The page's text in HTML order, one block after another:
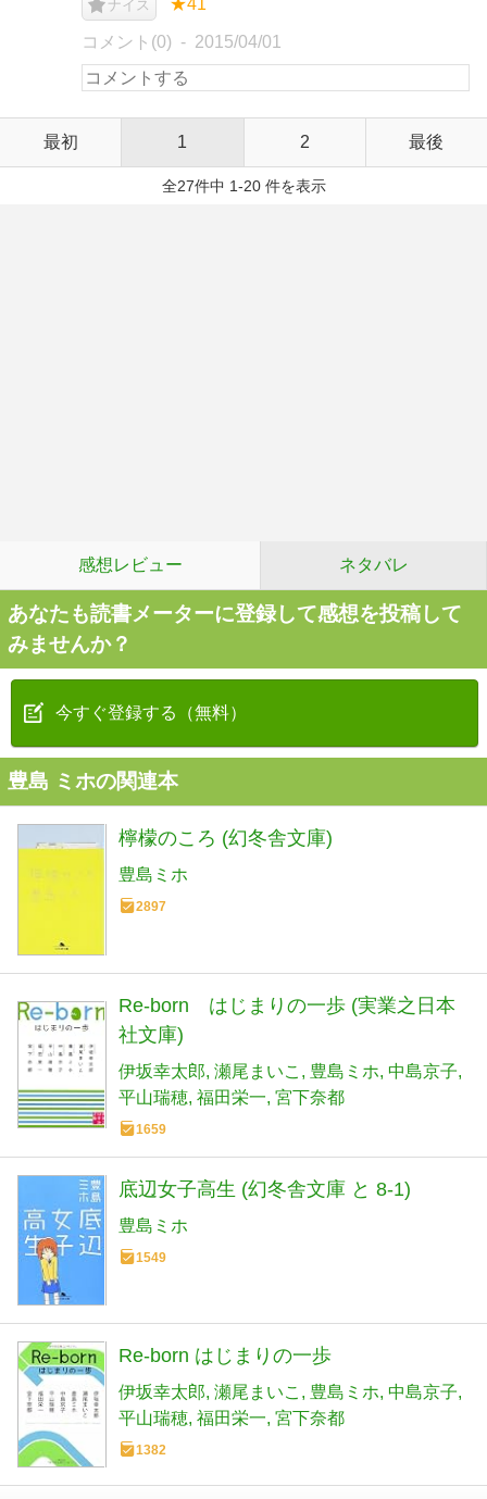
ナイス ★41
コメント(0) 2015/04/01
最初 1 2 最後
全27件中 1-20 件を表示
感想レビュー ネタバレ
あなたも読書メーターに登録して感想を投稿して
みませんか？
今すぐ登録する（無料）
豊島 ミホの関連本
檸檬のころ (幻冬舎文庫)
豊島ミホ
2897
Re-born はじまりの一歩 (実業之日本
社文庫)
伊坂幸太郎 瀬尾まいこ 豊島ミホ 中島京子
平山瑞穂 福田栄一 宮下奈都
1659
底辺女子高生 (幻冬舎文庫 と 8-1)
豊島ミホ
1549
Re-born はじまりの一歩
伊坂幸太郎 瀬尾まいこ 豊島ミホ 中島京子
平山瑞穂 福田栄一 宮下奈都
1382